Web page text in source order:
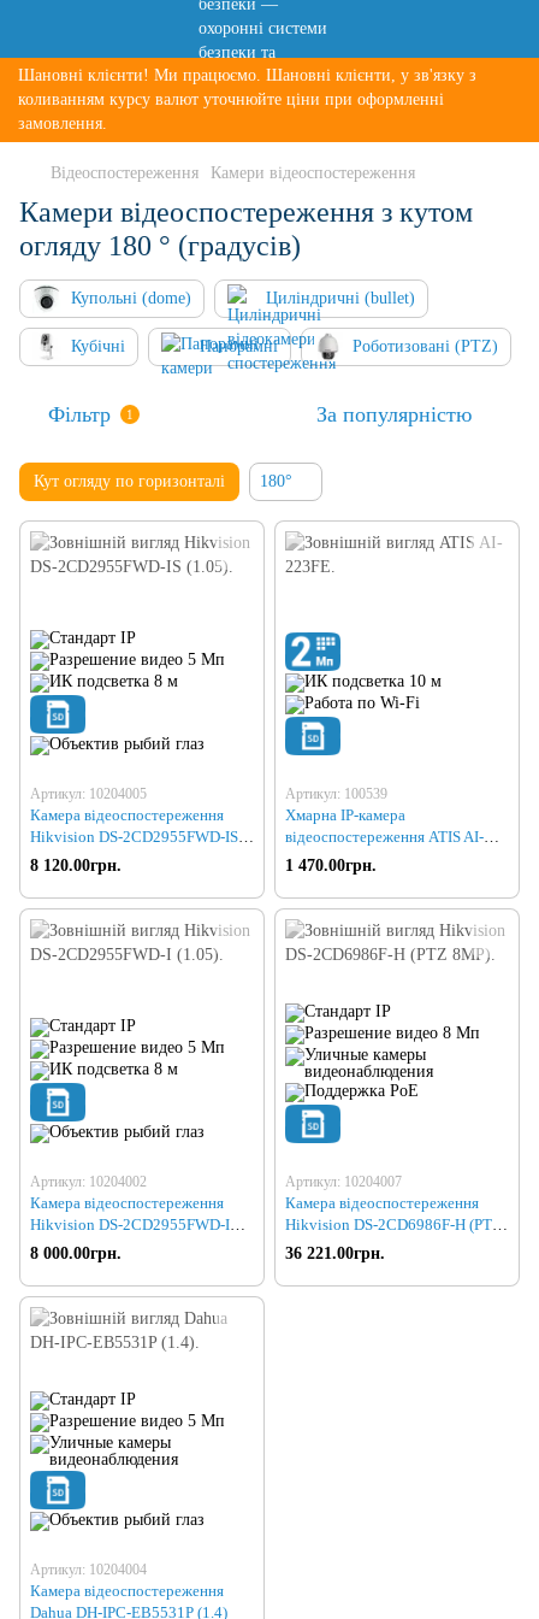
Шановні клієнти! Ми працюємо. Шановні клієнти, у зв'язку з
коливанням курсу валют уточнюйте ціни при оформленні
замовлення.
Відеоспостереження Камери відеоспостереження
Камери відеоспостереження з кутом
огляду 180 ° (градусів)
Купольні (dome) Циліндричні (bullet)
Кубічні Панорамні Роботизовані (PTZ)
Фільтр 1 За популярністю
Кут огляду по горизонталі 180°
Артикул: 10204005
Камера відеоспостереження
Hikvision DS-2CD2955FWD-IS
(1.05)
8 120.00грн.
Артикул: 100539
Хмарна IP-камера
відеоспостереження ATIS AI-
223FE
1 470.00грн.
Артикул: 10204002
Камера відеоспостереження
Hikvision DS-2CD2955FWD-I
(1.05)
8 000.00грн.
Артикул: 10204007
Камера відеоспостереження
Hikvision DS-2CD6986F-H (PTZ
8MP)
36 221.00грн.
Артикул: 10204004
Камера відеоспостереження
Dahua DH-IPC-EB5531P (1.4)